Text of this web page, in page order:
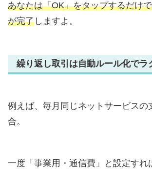
あなたは「OK」をタップするだけ
が完了 しますよ。
繰り返し取引は自動ルール化でラ
例えば、毎月同じネットサービスの
合。
一度「事業用・通信費」と設定すれ